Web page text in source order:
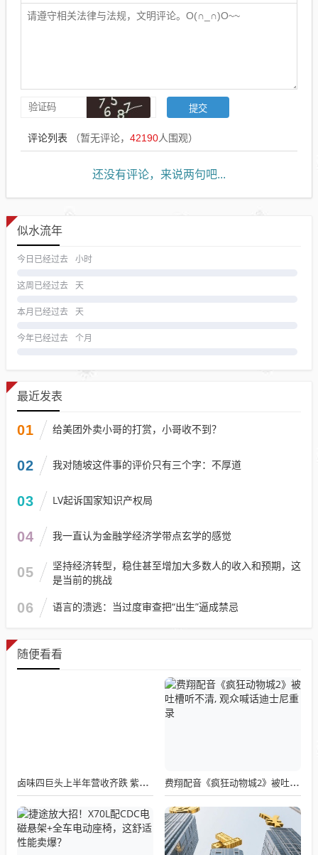
评论列表 （暂无评论， 42190人围观）
还没有评论，来说两句吧...
似水流年
今日已经过去 小时
这周已经过去 天
本月已经过去 天
今年已经过去 个月
最近发表
01 给美团外卖小哥的打赏，小哥收不到？
02 我对随坡这件事的评价只有三个字：不厚道
03 LV起诉国家知识产权局
04 我一直认为金融学经济学带点玄学的感觉
05
坚持经济转型，稳住甚至增加大多数人的收入和预期，这
是当前的挑战
06 语言的溃逃：当过度审查把“出生”逼成禁忌
随便看看
卤味四巨头上半年营收齐跌 紫燕绝味净利降超四成 费翔配音《疯狂动物城2》被吐槽听不清, 观众喊话迪士尼重录